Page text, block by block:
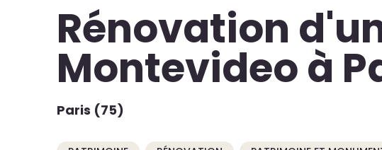
Rénovation
Montevideo à
Paris (75)